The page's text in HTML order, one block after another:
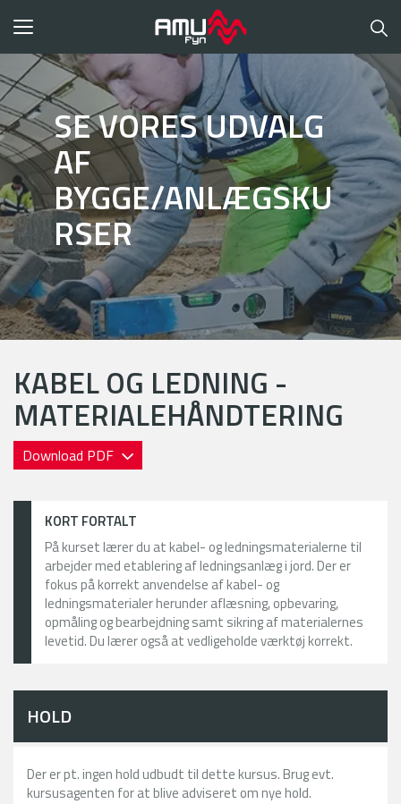
Toggle
SE VORES UDVALG
AF
BYGGE/ANLÆGSKU
RSER
KABEL OG LEDNING -
MATERIALEHÅNDTERING
Download PDF
KORT FORTALT
På kurset lærer du at kabel- og ledningsmaterialerne til
arbejder med etablering af ledningsanlæg i jord. Der er
fokus på korrekt anvendelse af kabel- og
ledningsmaterialer herunder aflæsning, opbevaring,
opmåling og bearbejdning samt sikring af materialernes
levetid. Du lærer også at vedligeholde værktøj korrekt.
HOLD
Der er pt. ingen hold udbudt til dette kursus. Brug evt.
kursusagenten for at blive adviseret om nye hold.